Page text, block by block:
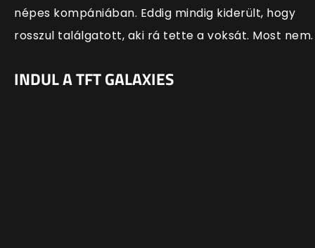
népes kompániában. Eddig mindig kiderült, hogy
rosszul találgatott, aki rá tette a voksát. Most nem.
INDUL A TFT GALAXIES